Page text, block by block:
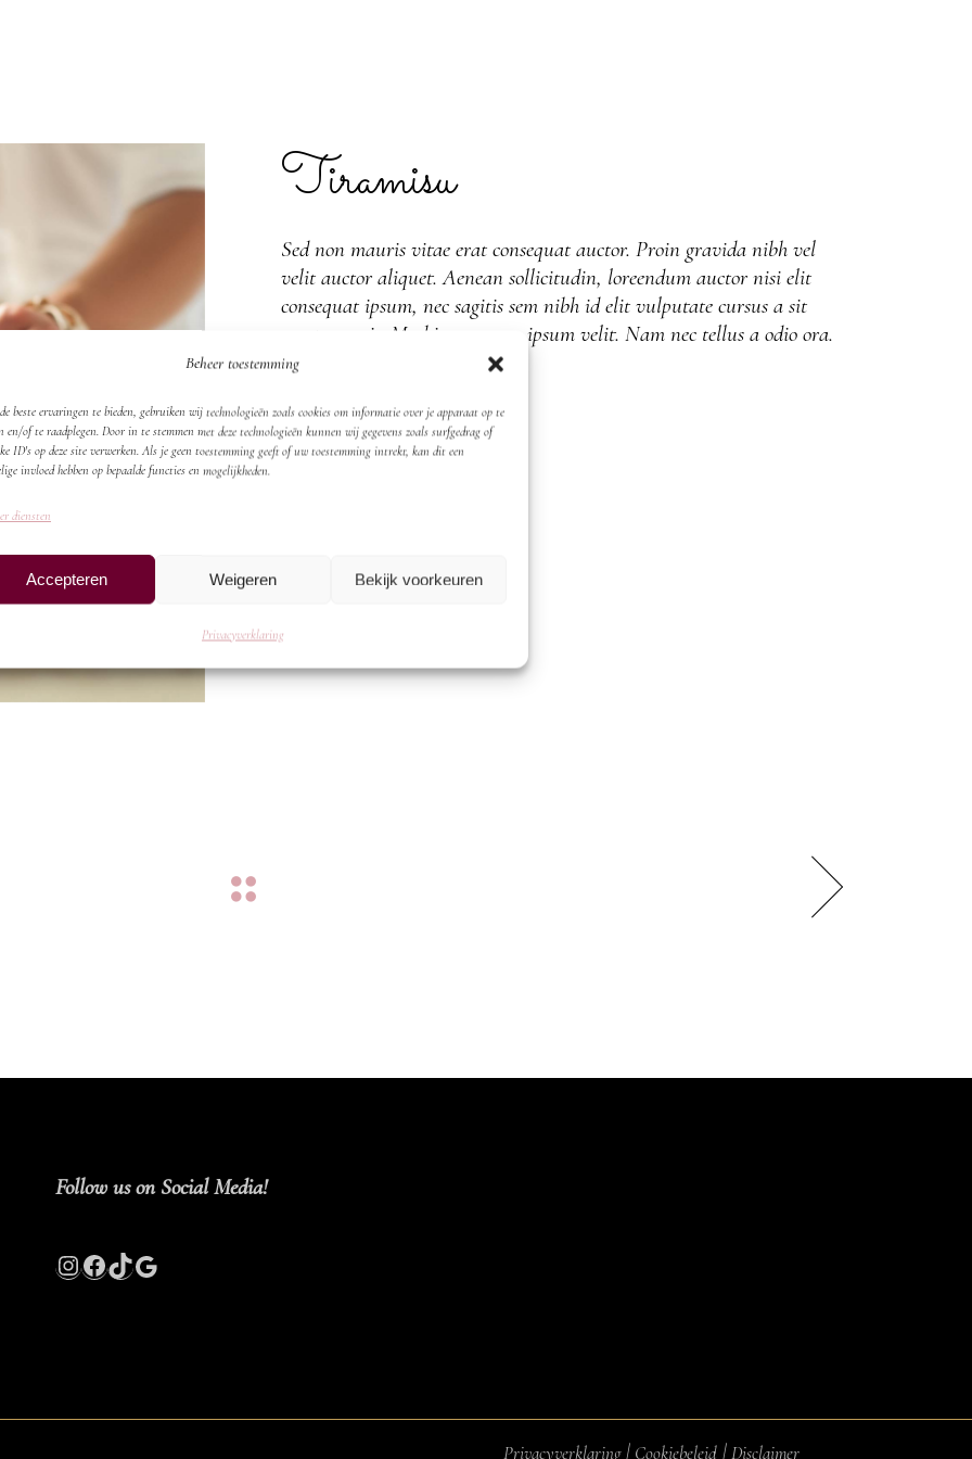
Beheer toestemming
beste ervaringen te bieden, gebruiken wij technologieën zoals cookies om informatie over je apparaat op te
en/of te raadplegen. Door in te stemmen met deze technologieën kunnen wij gegevens zoals surfgedrag of
ID's op deze site verwerken. Als je geen toestemming geeft of uw toestemming intrekt, kan dit een
invloed hebben op bepaalde functies en mogelijkheden.
diensten
Accepteren Weigeren Bekijk voorkeuren
Privacyverklaring
Tiramisu
Sed non mauris vitae erat consequat auctor. Proin gravida nibh vel
velit auctor aliquet. Aenean sollicitudin, loreendum auctor nisi elit
consequat ipsum, nec sagitis sem nibh id elit vulputate cursus a sit
amet mauris. Morbi accumsan ipsum velit. Nam nec tellus a odio ora.
Category: Wedding Cakes
Date: 23/10/2018
Follow us on Social Media!
Instagram
Facebook
TikTokGoogle
Privacyverklaring| Cookiebeleid |Disclaimer